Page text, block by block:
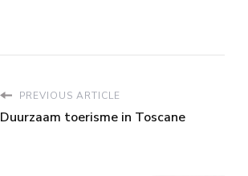
PREVIOUS ARTICLE
Duurzaam toerisme in Toscane